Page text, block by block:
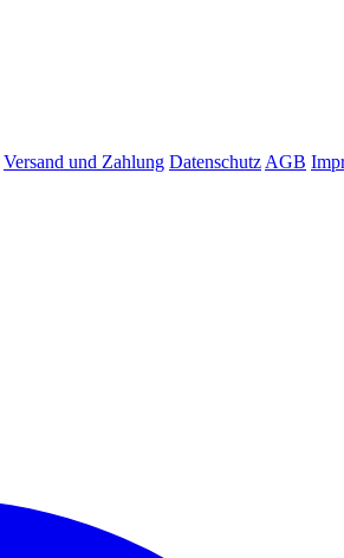
Versand und Zahlung DatenschutzAGB